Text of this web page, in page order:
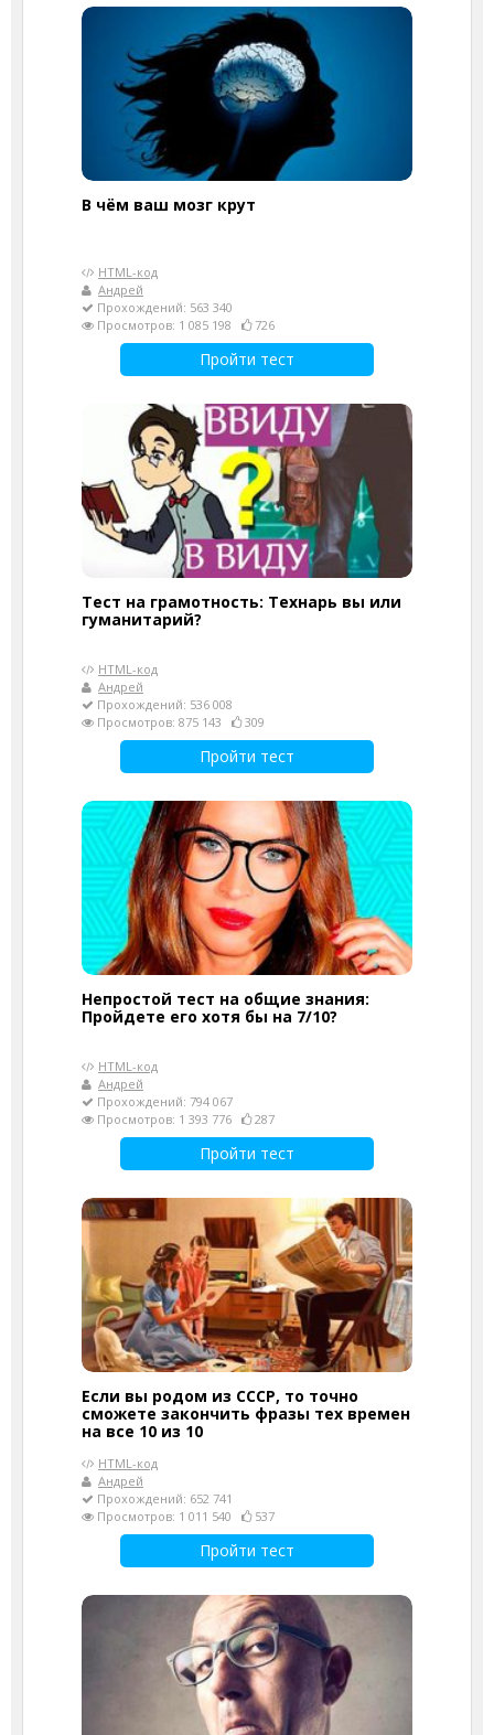
В чём ваш мозг крут
HTML-код
Андрей
Прохождений: 563 340
Просмотров: 1 085 198
726
Пройти тест
Тест на грамотность: Технарь вы или
гуманитарий?
HTML-код
Андрей
Прохождений: 536 008
Просмотров: 875 143
309
Пройти тест
Непростой тест на общие знания:
Пройдете его хотя бы на 7/10?
HTML-код
Андрей
Прохождений: 794 067
Просмотров: 1 393 776
287
Пройти тест
Если вы родом из СССР, то точно
сможете закончить фразы тех времен
на все 10 из 10
HTML-код
Андрей
Прохождений: 652 741
Просмотров: 1 011 540
537
Пройти тест